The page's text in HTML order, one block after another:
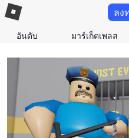
อันดับ มาร์เก็ตเพลส
ลง